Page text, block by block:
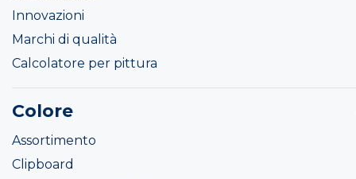
Innovazioni
Marchi di qualità
Calcolatore per pittura
Colore
Assortimento
Clipboard